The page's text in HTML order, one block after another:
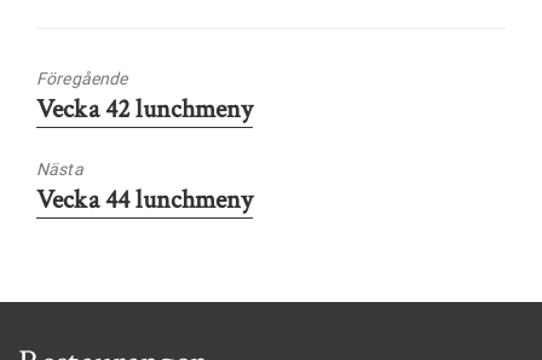
Föregående
Föregående
inlägg:
Vecka 42 lunchmeny
Nästa
Nästa
inlägg:
Vecka 44 lunchmeny